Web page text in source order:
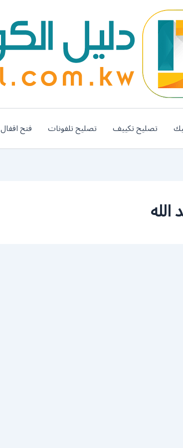
تصليح تكييف تصليح تلفونات فتح اقفال